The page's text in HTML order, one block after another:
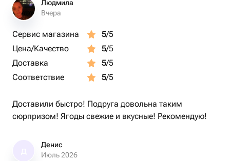
подарком для бабушки, мамы, любимой женщины,
Людмила
Вчера
Сервис магазина 5/5
Цена/Качество
5/5
Доставка
5/5
Соответствие
5/5
Доставили быстро! Подруга довольна таким
сюрпризом! Ягоды свежие и вкусные! Рекомендую!
Денис
Июль 2026